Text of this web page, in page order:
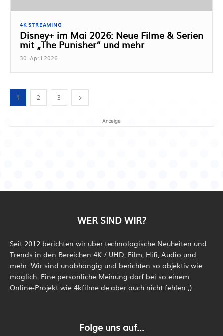
4K STREAMING
Disney+ im Mai 2026: Neue Filme & Serien
mit „The Punisher“ und mehr
30. April 2026
1 2 3
Anzeige
WER SIND WIR?
Seit 2012 berichten wir über technologische Neuheiten und
Trends in den Bereichen 4K / UHD, Film, Hifi, Audio und
mehr. Wir sind unabhängig und berichten so objektiv wie
möglich. Eine persönliche Meinung darf bei so einem
Online-Projekt wie 4kfilme.de aber auch nicht fehlen ;)
Folge uns auf...